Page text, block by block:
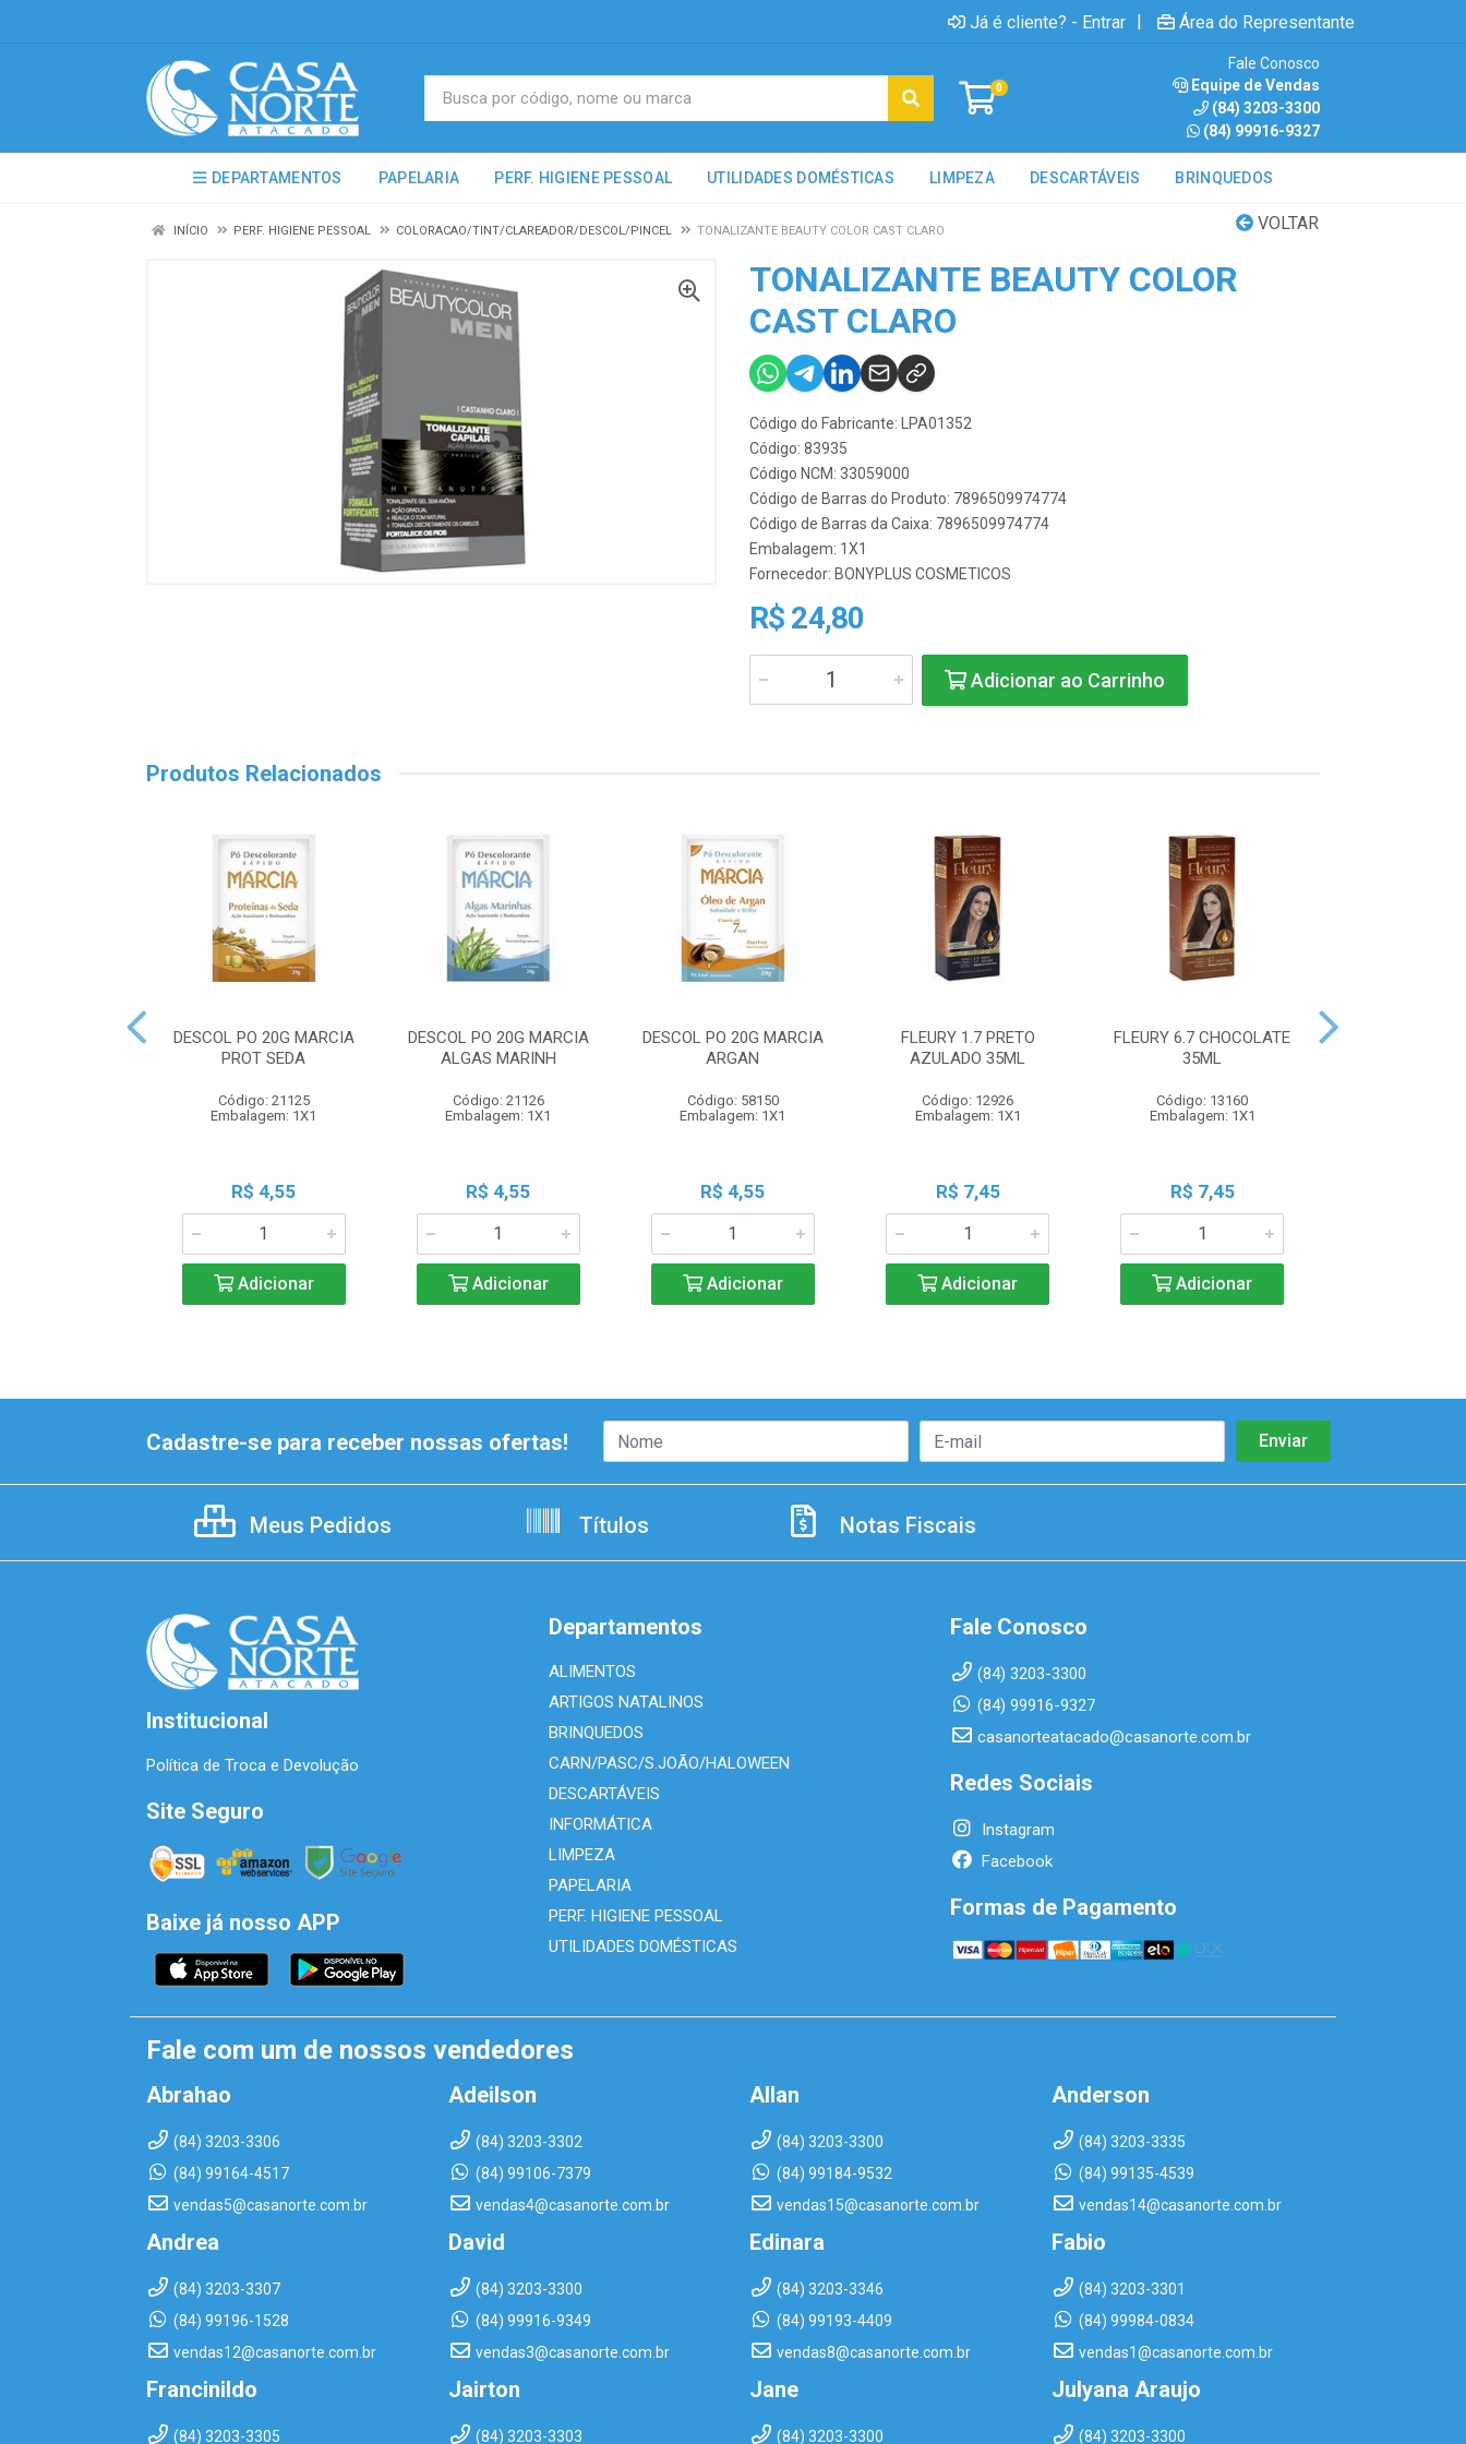
Já é cliente? - Entrar | Área do Representante
0
Fale Conosco
Equipe de Vendas
(84) 3203-3300
(84) 99916-9327
DEPARTAMENTOS PAPELARIA PERF. HIGIENE PESSOAL UTILIDADES DOMÉSTICAS LIMPEZA DESCARTÁVEIS BRINQUEDOS
VOLTAR
INÍCIO PERF. HIGIENE PESSOAL COLORACAO/TINT/CLAREADOR/DESCOL/PINCEL TONALIZANTE BEAUTY COLOR CAST CLARO
TONALIZANTE BEAUTY COLOR
CAST CLARO
Código do Fabricante: LPA01352
Código: 83935
Código NCM: 33059000
Código de Barras do Produto: 7896509974774
Código de Barras da Caixa: 7896509974774
Embalagem: 1X1
Fornecedor: BONYPLUS COSMETICOS
R$ 24,80
Adicionar ao Carrinho
Produtos Relacionados
DESCOL PO 20G MARCIA
PROT SEDA
Código: 21125
Embalagem: 1X1
R$ 4,55
Adicionar
DESCOL PO 20G MARCIA
ALGAS MARINH
Código: 21126
Embalagem: 1X1
R$ 4,55
Adicionar
DESCOL PO 20G MARCIA
ARGAN
Código: 58150
Embalagem: 1X1
R$ 4,55
Adicionar
FLEURY 1.7 PRETO
AZULADO 35ML
Código: 12926
Embalagem: 1X1
R$ 7,45
Adicionar
FLEURY 6.7 CHOCOLATE
35ML
Código: 13160
Embalagem: 1X1
R$ 7,45
Adicionar
Cadastre-se para receber nossas ofertas!
Meus Pedidos Títulos Notas Fiscais
Institucional
Política de Troca e Devolução
Site Seguro
Baixe já nosso APP
Departamentos
ALIMENTOS
ARTIGOS NATALINOS
BRINQUEDOS
CARN/PASC/S.JOÃO/HALOWEEN
DESCARTÁVEIS
INFORMÁTICA
LIMPEZA
PAPELARIA
PERF. HIGIENE PESSOAL
UTILIDADES DOMÉSTICAS
Fale Conosco
(84) 3203-3300
(84) 99916-9327
casanorteatacado@casanorte.com.br
Redes Sociais
Instagram
Facebook
Formas de Pagamento
Fale com um de nossos vendedores
Abrahao
(84) 3203-3306
(84) 99164-4517
vendas5@casanorte.com.br
Adeilson
(84) 3203-3302
(84) 99106-7379
vendas4@casanorte.com.br
Allan
(84) 3203-3300
(84) 99184-9532
vendas15@casanorte.com.br
Anderson
(84) 3203-3335
(84) 99135-4539
vendas14@casanorte.com.br
Andrea
(84) 3203-3307
(84) 99196-1528
vendas12@casanorte.com.br
David
(84) 3203-3300
(84) 99916-9349
vendas3@casanorte.com.br
Edinara
(84) 3203-3346
(84) 99193-4409
vendas8@casanorte.com.br
Fabio
(84) 3203-3301
(84) 99984-0834
vendas1@casanorte.com.br
Francinildo
(84) 3203-3305
Jairton
(84) 3203-3303
Jane
(84) 3203-3300
Julyana Araujo
(84) 3203-3300